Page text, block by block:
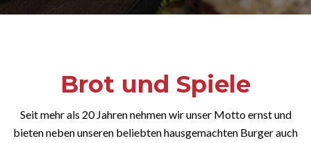
Brot und Spiele
Seit mehr als 20 Jahren nehmen wir unser Motto ernst und
bieten neben unseren beliebten hausgemachten Burger auch